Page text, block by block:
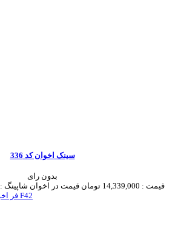
سینک اخوان کد 336
بدون رای
قیمت : 14,339,000 تومان قیمت در اخوان شاپینگ :